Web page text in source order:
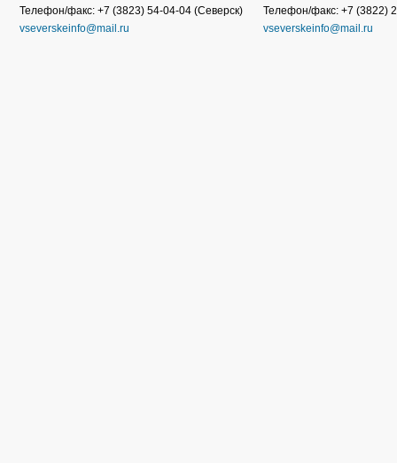
Телефон/факс: +7 (3823) 54-04-04 (Северск)
vseverskeinfo@mail.ru
Телефон/факс: +7 (3822)
vseverskeinfo@mail.ru